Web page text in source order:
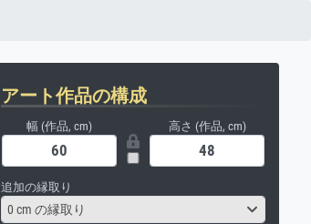
アート作品の構成
幅 (作品, cm) 高さ (作品, cm)
追加の縁取り
0 cm の縁取り